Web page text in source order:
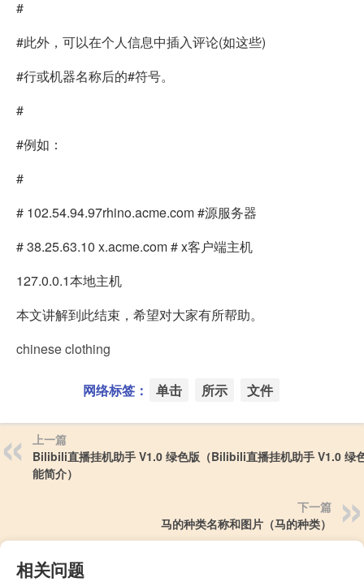
#
#此外，可以在个人信息中插入评论(如这些)
#行或机器名称后的#符号。
#
#例如：
#
# 102.54.94.97rhino.acme.com #源服务器
# 38.25.63.10 x.acme.com # x客户端主机
127.0.0.1本地主机
本文讲解到此结束，希望对大家有所帮助。
chinese clothing
网络标签： 单击 所示 文件
上一篇
Bilibili直播挂机助手 V1.0 绿色版（Bilibili直播挂机助手 V1.0 绿
能简介）
下一篇
马的种类名称和图片（马的种类）
相关问题